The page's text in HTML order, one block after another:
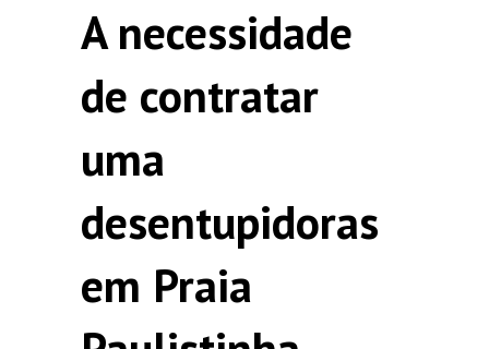
A necessidade
de contratar
uma
desentupidoras
em Praia